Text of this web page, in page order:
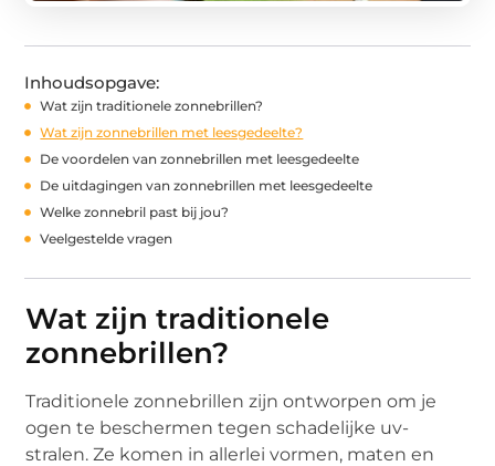
Inhoudsopgave:
Wat zijn traditionele zonnebrillen?
Wat zijn zonnebrillen met leesgedeelte?
De voordelen van zonnebrillen met leesgedeelte
De uitdagingen van zonnebrillen met leesgedeelte
Welke zonnebril past bij jou?
Veelgestelde vragen
Wat zijn traditionele
zonnebrillen?
Traditionele zonnebrillen zijn ontworpen om je
ogen te beschermen tegen schadelijke uv-
stralen. Ze komen in allerlei vormen, maten en